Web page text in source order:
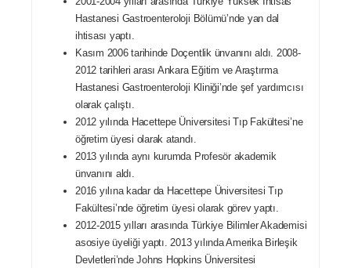
Hastanesi Gastroenteroloji Bölümü’nde yan dal
ihtisası yaptı.
Kasım 2006 tarihinde Doçentlik ünvanını aldı. 2008-
2012 tarihleri arası Ankara Eğitim ve Araştırma
Hastanesi Gastroenteroloji Kliniği’nde şef yardımcısı
olarak çalıştı.
2012 yılında Hacettepe Üniversitesi Tıp Fakültesi’ne
öğretim üyesi olarak atandı.
2013 yılında aynı kurumda Profesör akademik
ünvanını aldı.
2016 yılına kadar da Hacettepe Üniversitesi Tıp
Fakültesi’nde öğretim üyesi olarak görev yaptı.
2012-2015 yılları arasında Türkiye Bilimler Akademisi
asosiye üyeliği yaptı. 2013 yılında Amerika Birleşik
Devletleri’nde Johns Hopkins Üniversitesi